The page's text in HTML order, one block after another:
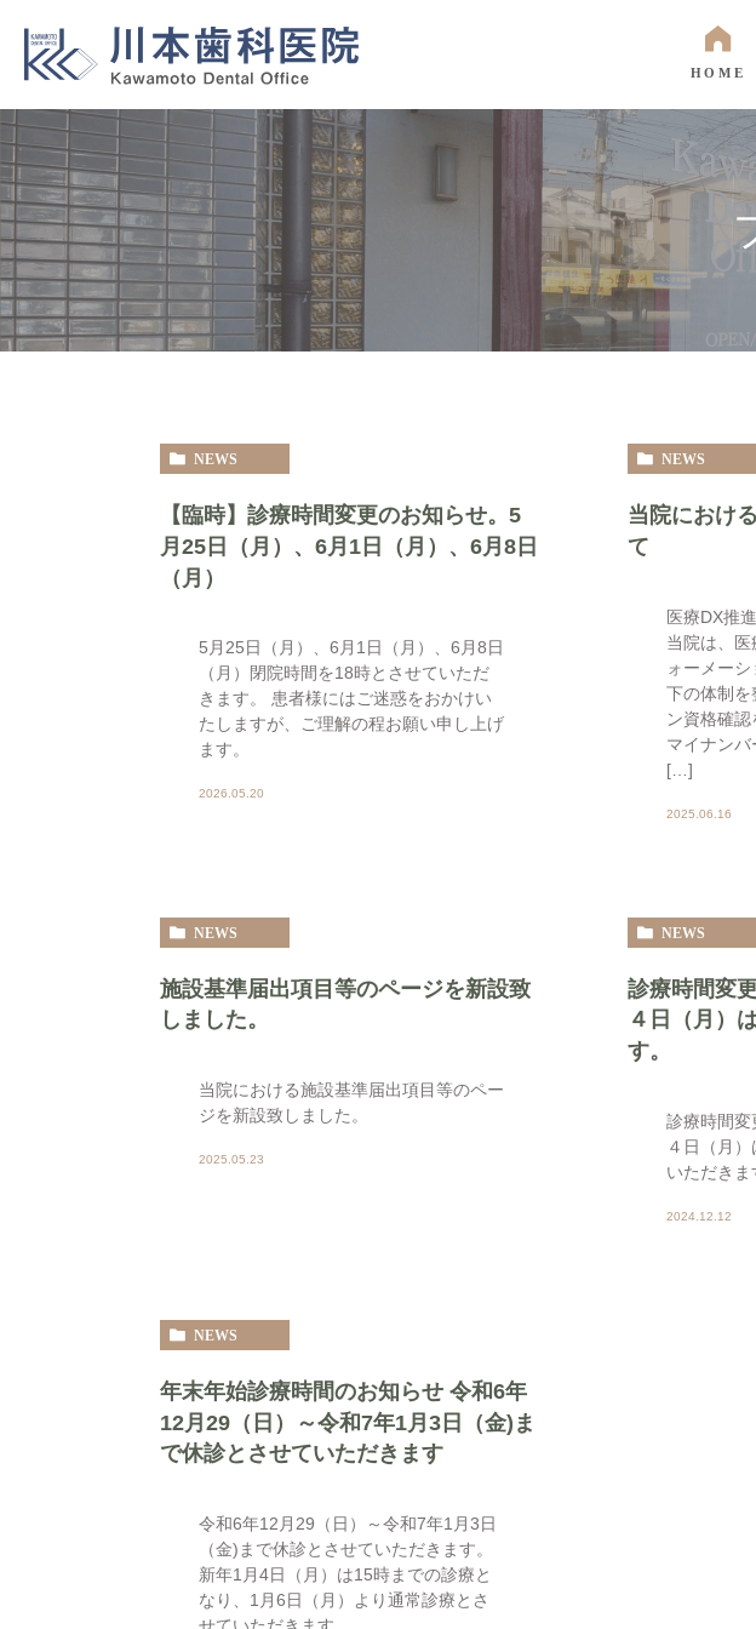
HOME
NEWS
【臨時】診療時間変更のお知らせ。5
月25日（月）、6月1日（月）、6月8日
（月）
5月25日（月）、6月1日（月）、6月8日
（月）閉院時間を18時とさせていただ
きます。 患者様にはご迷惑をおかけい
たしますが、ご理解の程お願い申し上げ
ます。
2026.05.20
NEWS
当院におけ
て
医療DX推
当院は、医
ォーメー
下の体制を
ン資格確認
マイナン
[…]
2025.06.16
NEWS
施設基準届出項目等のページを新設致
しました。
当院における施設基準届出項目等のペー
ジを新設致しました。
2025.05.23
NEWS
診療時間変
４日（月）
す。
診療時間変
４日（月
いただきま
2024.12.12
NEWS
年末年始診療時間のお知らせ 令和6年
12月29（日）～令和7年1月3日（金)ま
で休診とさせていただきます
令和6年12月29（日）～令和7年1月3日
（金)まで休診とさせていただきます。
新年1月4日（月）は15時までの診療と
なり、1月6日（月）より通常診療とさ